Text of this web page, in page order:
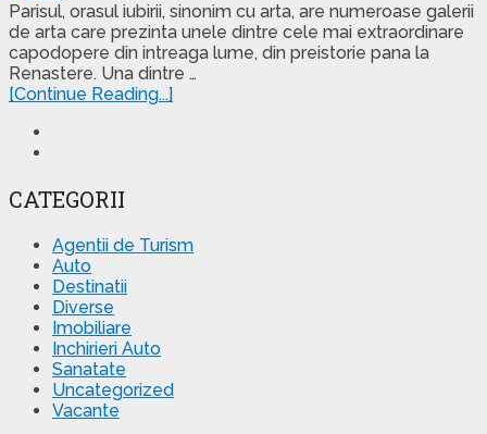
Parisul, orasul iubirii, sinonim cu arta, are numeroase galerii
de arta care prezinta unele dintre cele mai extraordinare
capodopere din intreaga lume, din preistorie pana la
Renastere. Una dintre …
[Continue Reading...]
CATEGORII
Agentii de Turism
Auto
Destinatii
Diverse
Imobiliare
Inchirieri Auto
Sanatate
Uncategorized
Vacante